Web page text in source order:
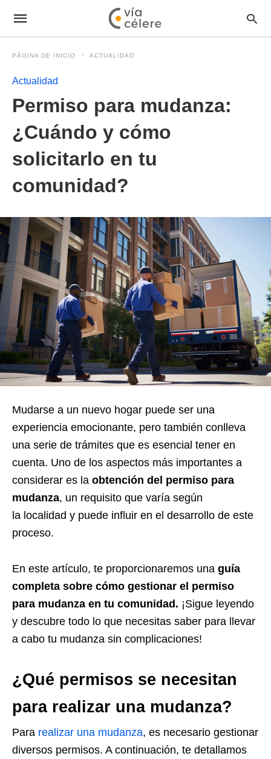
PÁGINA DE INICIO ACTUALIDAD
Actualidad
Permiso para mudanza:
¿Cuándo y cómo
solicitarlo en tu
comunidad?
Mudarse a un nuevo hogar puede ser una
experiencia emocionante, pero también conlleva
una serie de trámites que es esencial tener en
cuenta. Uno de los aspectos más importantes a
considerar es la obtención del permiso para
mudanza, un requisito que varía según
la localidad y puede influir en el desarrollo de este
proceso.
En este artículo, te proporcionaremos una guía
completa sobre cómo gestionar el permiso
para mudanza en tu comunidad. ¡Sigue leyendo
y descubre todo lo que necesitas saber para llevar
a cabo tu mudanza sin complicaciones!
¿Qué permisos se necesitan
para realizar una mudanza?
Para realizar una mudanza, es necesario gestionar
diversos permisos. A continuación, te detallamos